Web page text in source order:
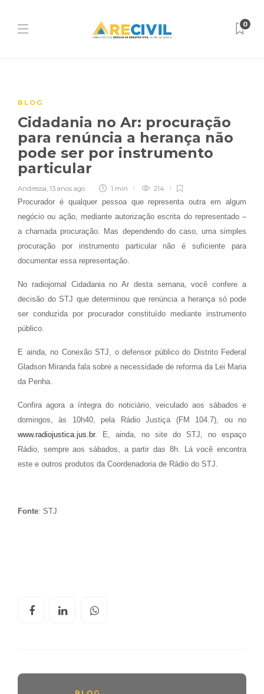
0
BLOG
Cidadania no Ar: procuração
para renúncia a herança não
pode ser por instrumento
particular
Andressa, 13 anos ago 1 min 214
Procurador é qualquer pessoa que representa outra em algum
negócio ou ação, mediante autorização escrita do representado –
a chamada procuração. Mas dependendo do caso, uma simples
procuração por instrumento particular não é suficiente para
documentar essa representação.
No radiojornal Cidadania no Ar desta semana, você confere a
decisão do STJ que determinou que renúncia a herança só pode
ser conduzida por procurador constituído mediante instrumento
público.
E ainda, no Conexão STJ, o defensor público do Distrito Federal
Gladson Miranda fala sobre a necessidade de reforma da Lei Maria
da Penha.
Confira agora a íntegra do noticiário, veiculado aos sábados e
domingos, às 10h40, pela Rádio Justiça (FM 104.7), ou no
www.radiojustica.jus.br. E, ainda, no site do STJ, no espaço
Rádio, sempre aos sábados, a partir das 8h. Lá você encontra
este e outros produtos da Coordenadoria de Rádio do STJ.
Fonte: STJ